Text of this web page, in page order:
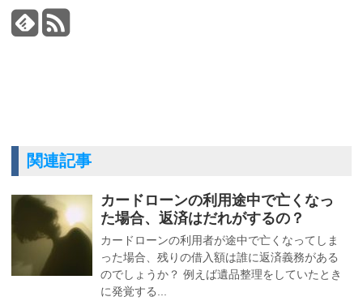
関連記事
カードローンの利用途中で亡くなっ
た場合、返済はだれがするの？
カードローンの利用者が途中で亡くなってしま
った場合、残りの借入額は誰に返済義務がある
のでしょうか？ 例えば遺品整理をしていたとき
に発覚する...